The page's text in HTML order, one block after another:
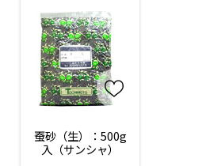
蚕砂（生）：500g
入（サンシャ）